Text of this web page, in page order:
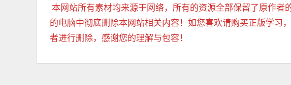
本网站所有素材均来源于网络，所有的资源全部保留了原作者
的电脑中彻底删除本网站相关内容！如您喜欢请购买正版学习
者进行删除，感谢您的理解与包容！